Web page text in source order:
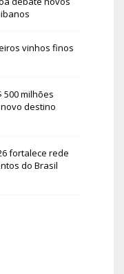
vinhos finos
500 milhões
destino
fortalece rede
do Brasil